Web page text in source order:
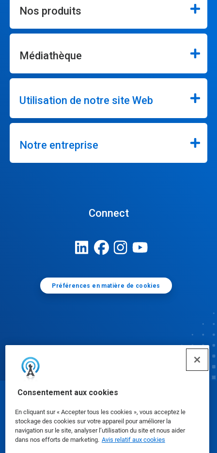
Consentement aux cookies
En cliquant sur « Accepter tous les cookies », vous acceptez le
stockage des cookies sur votre appareil pour améliorer la
navigation sur le site, analyser l’utilisation du site et nous aider
dans nos efforts de marketing. Avis relatif aux cookies
Nos produits
Médiathèque
Utilisation de notre site Web
Notre entreprise
Connect
Préférences en matière de cookies
Fiches signalétiques|Politique de confidentialité
Modalités d'utilisation